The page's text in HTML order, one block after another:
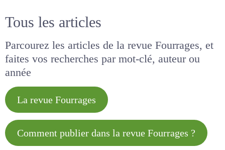
Tous les articles
Parcourez les articles de la revue Fourrages, et
faites vos recherches par mot-clé, auteur ou
année
La revue Fourrages
Comment publier dans la revue